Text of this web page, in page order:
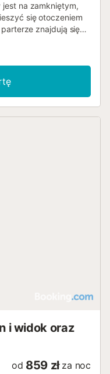
jest na zamkniętym,
się otoczeniem
znajdują się
kolejne łazienki i
klimatyzację
Na zewnątrz znajduje
pomarańcze czy
oraz grill. Dla
i widok oraz
od 859 zł za noc